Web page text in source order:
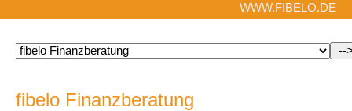
WWW.FIBELO.DE
fibelo Finanzberatung